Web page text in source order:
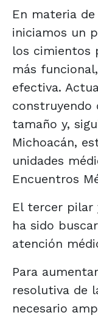
En materia
iniciamos un
los cimientos
más
efectiva.
construyendo
tamaño y,
Michoacán,
unidades
Encuentros
El tercer pilar
ha sido
atención
Para
resolutiva de
necesario